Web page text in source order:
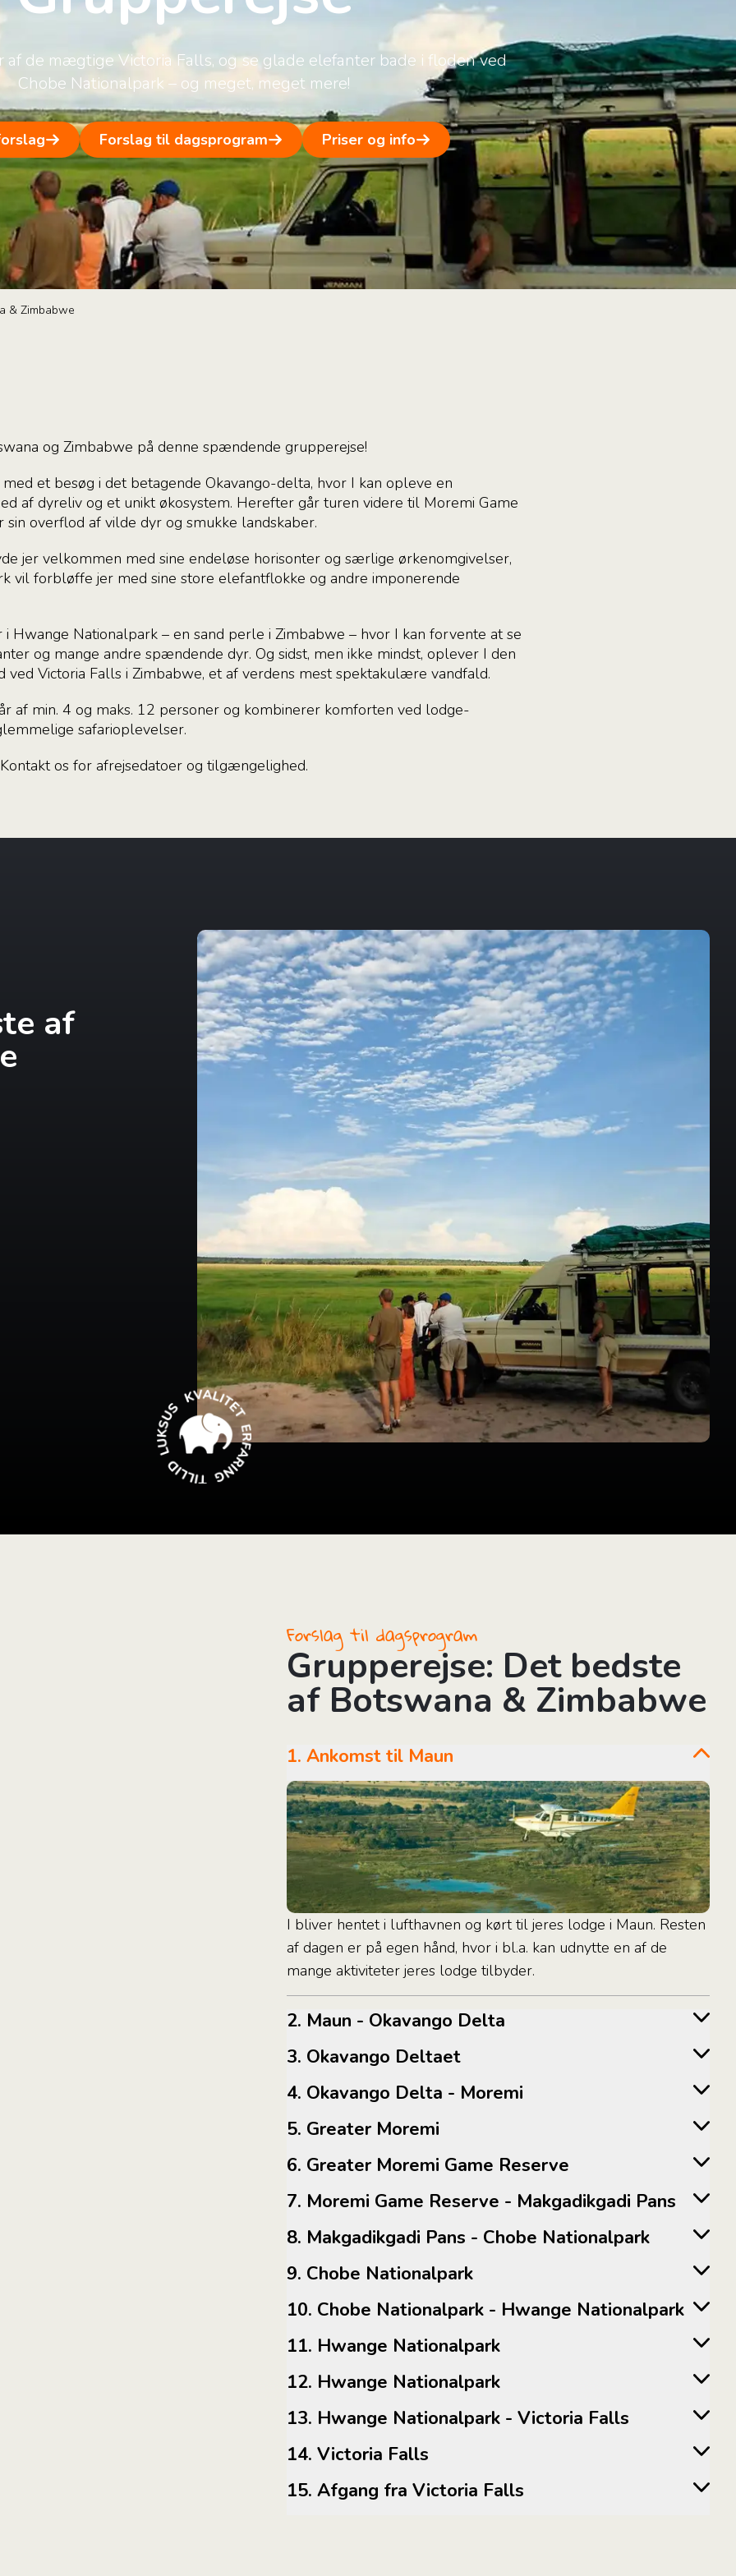
de mægtige Victoria Falls, og se glade elefanter bade i floden ved
Chobe Nationalpark – og meget, meget mere!
Forslag til dagsprogram Priser og info
& Zimbabwe
og Zimbabwe på denne spændende grupperejse!
et besøg i det betagende Okavango-delta, hvor I kan opleve en
af dyreliv og et unikt økosystem. Herefter går turen videre til Moremi Game
overflod af vilde dyr og smukke landskaber.
jer velkommen med sine endeløse horisonter og særlige ørkenomgivelser,
vil forbløffe jer med sine store elefantflokke og andre imponerende
Hwange Nationalpark – en sand perle i Zimbabwe – hvor I kan forvente at se
og mange andre spændende dyr. Og sidst, men ikke mindst, oplever I den
ved Victoria Falls i Zimbabwe, et af verdens mest spektakulære vandfald.
af min. 4 og maks. 12 personer og kombinerer komforten ved lodge-
safarioplevelser.
os for afrejsedatoer og tilgængelighed.
af
Forslag til dagsprogram
Grupperejse: Det bedste
af Botswana & Zimbabwe
1. Ankomst til Maun
I bliver hentet i lufthavnen og kørt til jeres lodge i Maun. Resten
af dagen er på egen hånd, hvor i bl.a. kan udnytte en af de
mange aktiviteter jeres lodge tilbyder.
2. Maun - Okavango Delta
3. Okavango Deltaet
4. Okavango Delta - Moremi
5. Greater Moremi
6. Greater Moremi Game Reserve
7. Moremi Game Reserve - Makgadikgadi Pans
8. Makgadikgadi Pans - Chobe Nationalpark
9. Chobe Nationalpark
10. Chobe Nationalpark - Hwange Nationalpark
11. Hwange Nationalpark
12. Hwange Nationalpark
13. Hwange Nationalpark - Victoria Falls
14. Victoria Falls
15. Afgang fra Victoria Falls